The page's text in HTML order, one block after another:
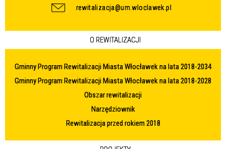
rewitalizacja@um.wloclawek.pl
O REWITALIZACJI
Gminny Program Rewitalizacji Miasta Włocławek na lata 2018-2034
Gminny Program Rewitalizacji Miasta Włocławek na lata 2018-2028
Obszar rewitalizacji
Narzędziownik
Rewitalizacja przed rokiem 2018